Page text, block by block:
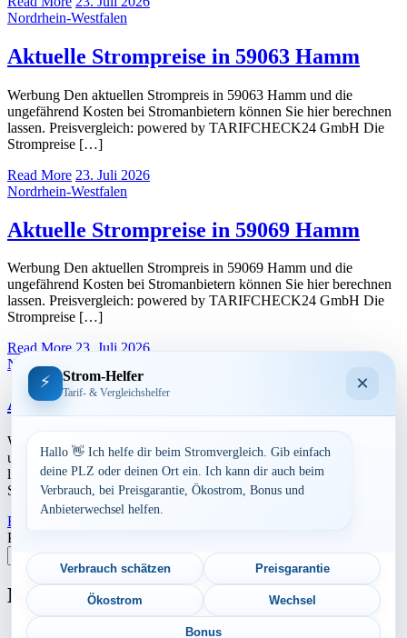
Nordrhein-Westfalen
Aktuelle Strompreise in 59063 Hamm
Werbung Den aktuellen Strompreis in 59063 Hamm und die
ungefährend Kosten bei Stromanbietern können Sie hier berechnen
lassen. Preisvergleich: powered by TARIFCHECK24 GmbH Die
Strompreise […]
Read More 23. Juli 2026
Nordrhein-Westfalen
Aktuelle Strompreise in 59069 Hamm
Werbung Den aktuellen Strompreis in 59069 Hamm und die
ungefährend Kosten bei Stromanbietern können Sie hier berechnen
lassen. Preisvergleich: powered by TARIFCHECK24 GmbH Die
Strompreise […]
Read More 23. Juli 2026
Nordrhein-Westfalen
Aktuelle Strompreise in 59077 Hamm
Werbung Den aktuellen Strompreis in 59077 Hamm und die
ungefährend Kosten bei Stromanbietern können Sie hier berechnen
lassen. Preisvergleich: powered by TARIFCHECK24 GmbH Die
Strompreise […]
Read More
Postleitzahl eingeben
Suchen
Neu berechnet
Aktuelle Strompreise in 97500 Ebelsbach
⚡ Strom-Helfer
Tarif- & Vergleichshelfer ×
Hallo 👋 Ich helfe dir beim Stromvergleich. Gib einfach
deine PLZ oder deinen Ort ein. Ich kann dir auch beim
Verbrauch, bei Preisgarantie, Ökostrom, Bonus und
Anbieterwechsel helfen.
Verbrauch schätzen Preisgarantie
Ökostrom Wechsel
Bonus